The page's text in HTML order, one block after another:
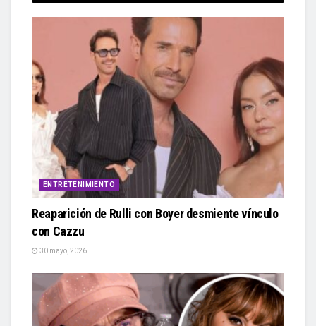
ENTRETENIMIENTO
Reaparición de Rulli con Boyer desmiente vínculo
con Cazzu
30 mayo, 2026